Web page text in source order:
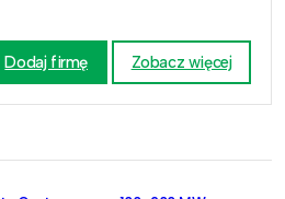
Dodaj firmę Zobacz więcej